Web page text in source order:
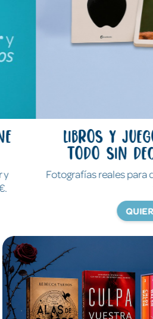
Libros y juegos
todo sin decir
Fotografías reales para
QUIERO